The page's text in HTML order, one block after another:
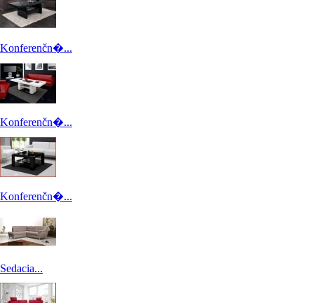
Konferenčn�...
Konferenčn�...
Konferenčn�...
Sedacia...